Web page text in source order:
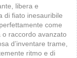
libera e
di fiato inesauribile
come
raccordo avanzato
d’inventare trame,
ritmo e di